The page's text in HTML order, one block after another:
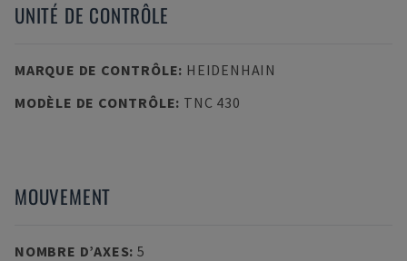
UNITÉ DE CONTRÔLE
MARQUE DE CONTRÔLE: HEIDENHAIN
MODÈLE DE CONTRÔLE: TNC 430
MOUVEMENT
NOMBRE D’AXES: 5